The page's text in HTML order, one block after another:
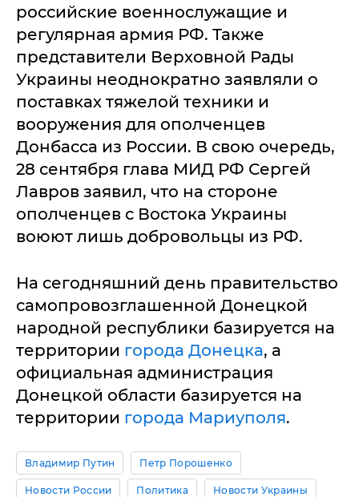
российские военнослужащие и
регулярная армия РФ. Также
представители Верховной Рады
Украины неоднократно заявляли о
поставках тяжелой техники и
вооружения для ополченцев
Донбасса из России. В свою очередь,
28 сентября глава МИД РФ Сергей
Лавров заявил, что на стороне
ополченцев с Востока Украины
воюют лишь добровольцы из РФ.
На сегодняшний день правительство
самопровозглашенной Донецкой
народной республики базируется на
территории города Донецка, а
официальная администрация
Донецкой области базируется на
территории города Мариуполя.
Владимир Путин Петр Порошенко
Новости России Политика Новости Украины